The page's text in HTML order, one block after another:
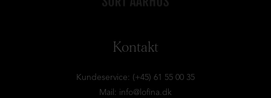
Kontakt
Kundeservice: (+45) 61 55 00 35
Mail: info@lofina.dk